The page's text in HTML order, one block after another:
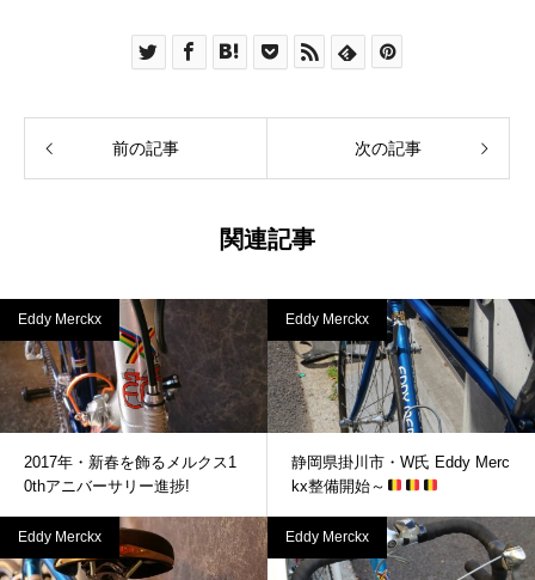
前の記事 次の記事
関連記事
Eddy Merckx
2017年・新春を飾るメルクス1
0thアニバーサリー進捗!
Eddy Merckx
静岡県掛川市・W氏 Eddy Merc
kx整備開始～
Eddy Merckx Eddy Merckx